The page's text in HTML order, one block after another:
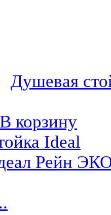
Душевая
В корзину